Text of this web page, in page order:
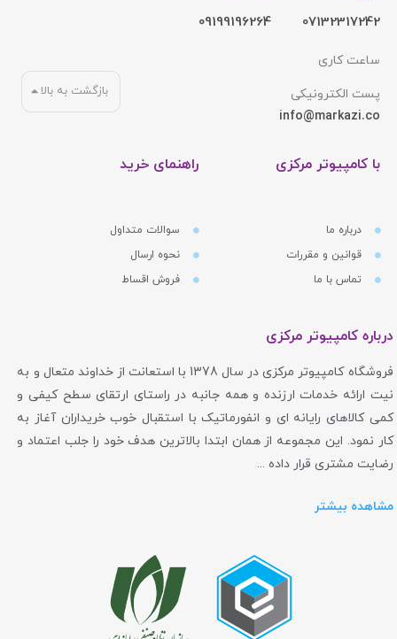
07132317242
09199196264
ساعت کاری
پست الکترونیکی
info@markazi.co
با کامپیوتر مرکزی
درباره ما
قوانین و مقررات
تماس با ما
راهنمای خرید
سوالات متداول
نحوه ارسال
فروش اقساط
بازگشت به بالا
درباره کامپیوتر مرکزی
فروشگاه کامپیوتر مرکزی در سال 1378 با استعانت از خداوند متعال و به
نیت ارائه خدمات ارزنده و همه جانبه در راستای ارتقای سطح کیفی و
کمی کالاهای رایانه ای و انفورماتیک با استقبال خوب خریداران آغاز به
کار نمود. این مجموعه از همان ابتدا بالاترین هدف خود را جلب اعتماد و
رضایت مشتری قرار داده ...
مشاهده بیشتر